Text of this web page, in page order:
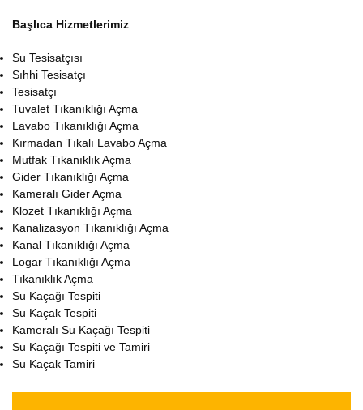
Başlıca Hizmetlerimiz
Su Tesisatçısı
Sıhhi Tesisatçı
Tesisatçı
Tuvalet Tıkanıklığı Açma
Lavabo Tıkanıklığı Açma
Kırmadan Tıkalı Lavabo Açma
Mutfak Tıkanıklık Açma
Gider Tıkanıklığı Açma
Kameralı Gider Açma
Klozet Tıkanıklığı Açma
Kanalizasyon Tıkanıklığı Açma
Kanal Tıkanıklığı Açma
Logar Tıkanıklığı Açma
Tıkanıklık Açma
Su Kaçağı Tespiti
Su Kaçak Tespiti
Kameralı Su Kaçağı Tespiti
Su Kaçağı Tespiti ve Tamiri
Su Kaçak Tamiri